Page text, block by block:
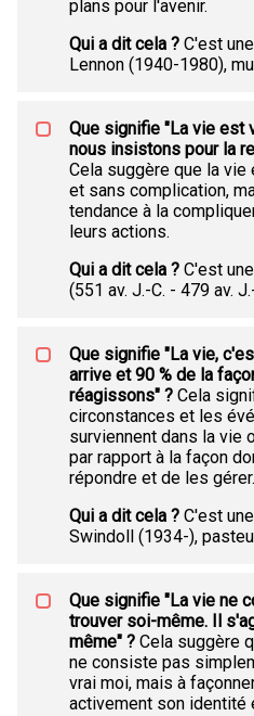
plans pour l'avenir.
Qui a dit cela ? C'est
Lennon (1940-1980),
Que signifie "La vie est
nous insistons pour la
Cela suggère que la
et sans complication,
tendance à la
leurs actions.
Qui a dit cela ? C'est
(551 av. J.-C. - 479 av.
Que signifie "La vie,
arrive et 90 % de la
réagissons" ? Cela
circonstances et les
surviennent dans la vie
par rapport à la façon
répondre et de les gérer.
Qui a dit cela ? C'est
Swindoll (1934-),
Que signifie "La vie ne
trouver soi-même. Il
même" ? Cela suggère
ne consiste pas
vrai moi, mais à
activement son identité